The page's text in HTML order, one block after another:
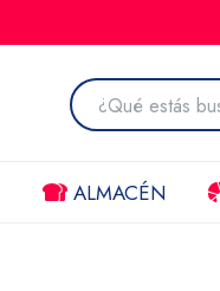
ALMACÉN